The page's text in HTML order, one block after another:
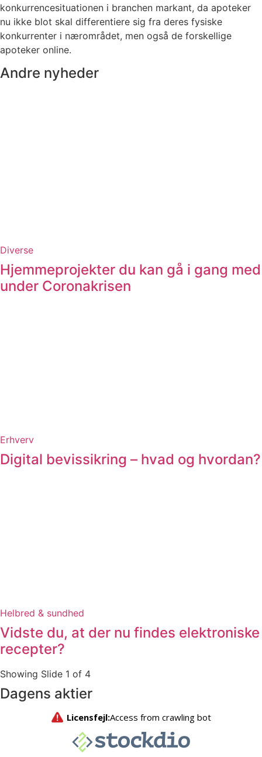
konkurrencesituationen i branchen markant, da apoteker
nu ikke blot skal differentiere sig fra deres fysiske
konkurrenter i nærområdet, men også de forskellige
apoteker online.
Andre nyheder
Diverse
Hjemmeprojekter du kan gå i gang med
under Coronakrisen
Erhverv
Digital bevissikring – hvad og hvordan?
Helbred & sundhed
Vidste du, at der nu findes elektroniske
recepter?
Showing Slide 1 of 4
Dagens aktier